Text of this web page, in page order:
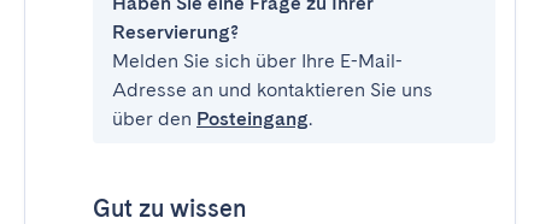
Reservierung?
Melden Sie sich über Ihre E-Mail-
Adresse an und kontaktieren Sie uns
über den Posteingang.
Gut zu wissen